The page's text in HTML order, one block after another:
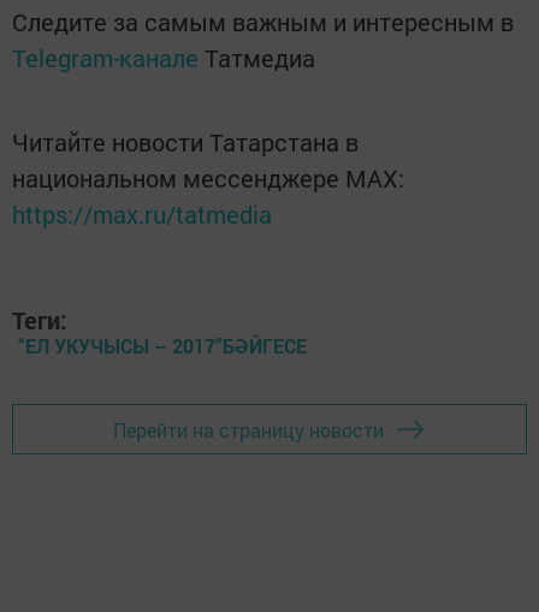
Следите за самым важным и интересным в
Telegram-канале Татмедиа
Читайте новости Татарстана в
национальном мессенджере MАХ:
https://max.ru/tatmedia
Теги:
“ЕЛ УКУЧЫСЫ – 2017”БӘЙГЕСЕ
Перейти на страницу новости